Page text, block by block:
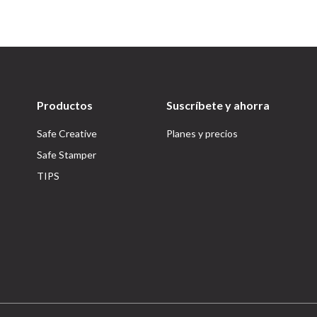
Productos
Safe Creative
Safe Stamper
TIPS
Suscríbete y ahorra
Planes y precios